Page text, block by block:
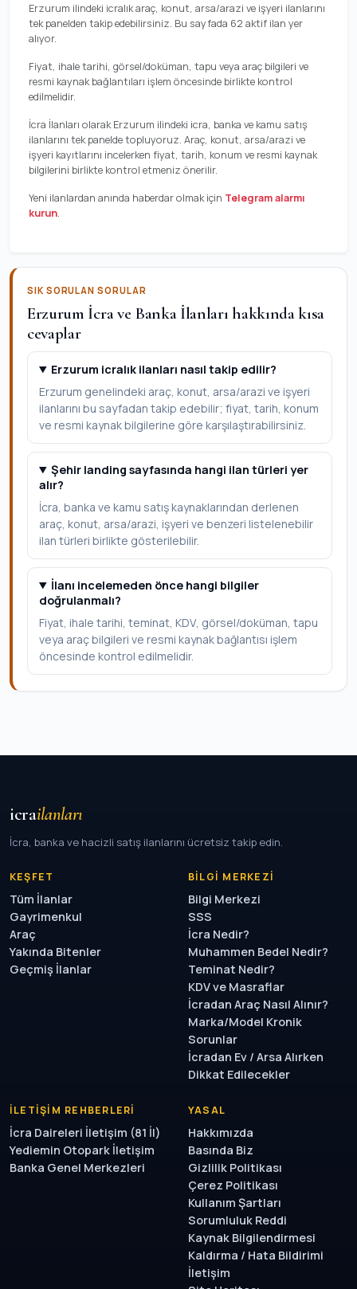
Erzurum ilindeki icralık araç, konut, arsa/arazi ve işyeri ilanlarını
tek panelden takip edebilirsiniz. Bu sayfada 62 aktif ilan yer
alıyor.
Fiyat, ihale tarihi, görsel/doküman, tapu veya araç bilgileri ve
resmi kaynak bağlantıları işlem öncesinde birlikte kontrol
edilmelidir.
İcra İlanları olarak Erzurum ilindeki icra, banka ve kamu satış
ilanlarını tek panelde topluyoruz. Araç, konut, arsa/arazi ve
işyeri kayıtlarını incelerken fiyat, tarih, konum ve resmi kaynak
bilgilerini birlikte kontrol etmeniz önerilir.
Yeni ilanlardan anında haberdar olmak için Telegram alarmı
kurun.
SIK SORULAN SORULAR
Erzurum İcra ve Banka İlanları hakkında kısa
cevaplar
Erzurum icralık ilanları nasıl takip edilir?
Erzurum genelindeki araç, konut, arsa/arazi ve işyeri
ilanlarını bu sayfadan takip edebilir; fiyat, tarih, konum
ve resmi kaynak bilgilerine göre karşılaştırabilirsiniz.
Şehir landing sayfasında hangi ilan türleri yer
alır?
İcra, banka ve kamu satış kaynaklarından derlenen
araç, konut, arsa/arazi, işyeri ve benzeri listelenebilir
ilan türleri birlikte gösterilebilir.
İlanı incelemeden önce hangi bilgiler
doğrulanmalı?
Fiyat, ihale tarihi, teminat, KDV, görsel/doküman, tapu
veya araç bilgileri ve resmi kaynak bağlantısı işlem
öncesinde kontrol edilmelidir.
icrailanları
İcra, banka ve hacizli satış ilanlarını ücretsiz takip edin.
KEŞFET
Tüm İlanlar
Gayrimenkul
Araç
Yakında Bitenler
Geçmiş İlanlar
BILGI MERKEZI
Bilgi Merkezi
SSS
İcra Nedir?
Muhammen Bedel Nedir?
Teminat Nedir?
KDV ve Masraflar
İcradan Araç Nasıl Alınır?
Marka/Model Kronik
Sorunlar
İcradan Ev / Arsa Alırken
Dikkat Edilecekler
İLETIŞIM REHBERLERI
İcra Daireleri İletişim (81 İl)
Yediemin Otopark İletişim
Banka Genel Merkezleri
YASAL
Hakkımızda
Basında Biz
Gizlilik Politikası
Çerez Politikası
Kullanım Şartları
Sorumluluk Reddi
Kaynak Bilgilendirmesi
Kaldırma / Hata Bildirimi
İletişim